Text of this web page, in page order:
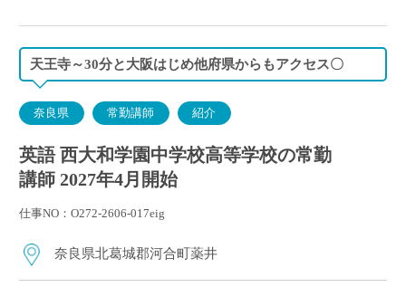
天王寺～30分と大阪はじめ他府県からもアクセス〇
奈良県 常勤講師 紹介
英語 西大和学園中学校高等学校の常勤
講師 2027年4月開始
仕事NO：O272-2606-017eig
奈良県北葛城郡河合町薬井